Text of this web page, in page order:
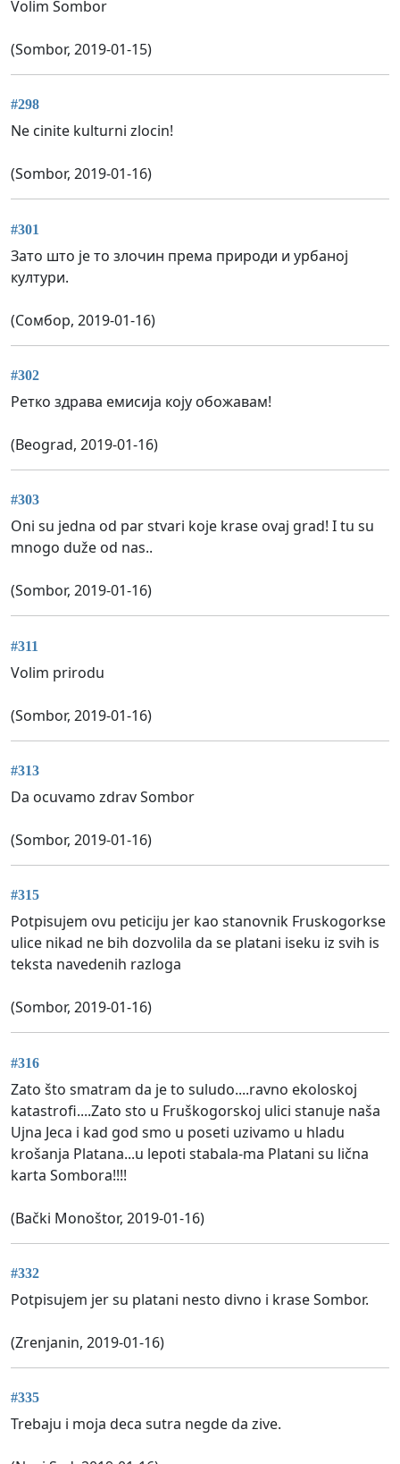
Volim Sombor
(Sombor, 2019-01-15)
#298
Ne cinite kulturni zlocin!
(Sombor, 2019-01-16)
#301
Зато што је то злочин према природи и урбаној
култури.
(Сомбор, 2019-01-16)
#302
Ретко здрава емисија коју обожавам!
(Beograd, 2019-01-16)
#303
Oni su jedna od par stvari koje krase ovaj grad! I tu su
mnogo duže od nas..
(Sombor, 2019-01-16)
#311
Volim prirodu
(Sombor, 2019-01-16)
#313
Da ocuvamo zdrav Sombor
(Sombor, 2019-01-16)
#315
Potpisujem ovu peticiju jer kao stanovnik Fruskogorkse
ulice nikad ne bih dozvolila da se platani iseku iz svih is
teksta navedenih razloga
(Sombor, 2019-01-16)
#316
Zato što smatram da je to suludo....ravno ekoloskoj
katastrofi....Zato sto u Fruškogorskoj ulici stanuje naša
Ujna Jeca i kad god smo u poseti uzivamo u hladu
krošanja Platana...u lepoti stabala-ma Platani su lična
karta Sombora!!!!
(Bački Monoštor, 2019-01-16)
#332
Potpisujem jer su platani nesto divno i krase Sombor.
(Zrenjanin, 2019-01-16)
#335
Trebaju i moja deca sutra negde da zive.